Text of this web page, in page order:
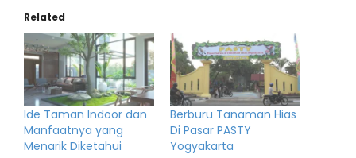
Related
Ide Taman Indoor dan
Manfaatnya yang
Menarik Diketahui
Berburu Tanaman Hias
Di Pasar PASTY
Yogyakarta